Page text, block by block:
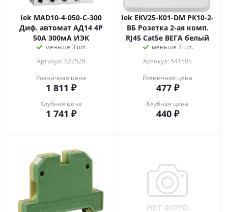
Iek MAD10-4-050-C-300
Диф. автомат АД14 4Р
50А 300мА ИЭК
меньше 3 шт.
Артикул: 522528
Розничная цена
1 811 ₽
Клубная цена
1 741 ₽
Iek EKV25-K01-DM РК10-2-
ВБ Розетка 2-ая комп.
RJ45 Cat5e ВЕГА белый
меньше 3 шт.
Артикул: 541505
Розничная цена
477₽
Клубная цена
440₽